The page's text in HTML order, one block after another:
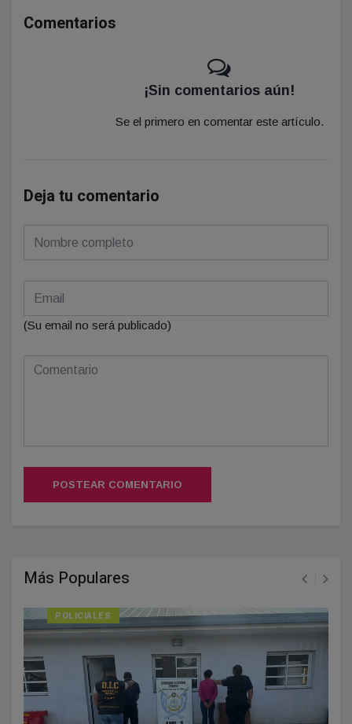
Comentarios
¡Sin comentarios aún!
Se el primero en comentar este artículo.
Deja tu comentario
(Su email no será publicado)
POSTEAR COMENTARIO
Más Populares
POLICIALES